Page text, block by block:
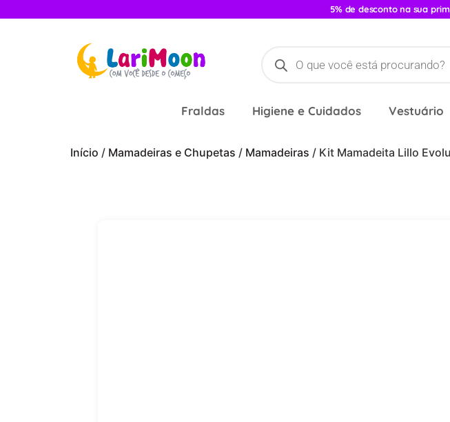
5% de desconto na sua
Fraldas Higiene e Cuidados Vestuário
Início / Mamadeiras e Chupetas / Mamadeiras / Kit Mamadeita Lillo